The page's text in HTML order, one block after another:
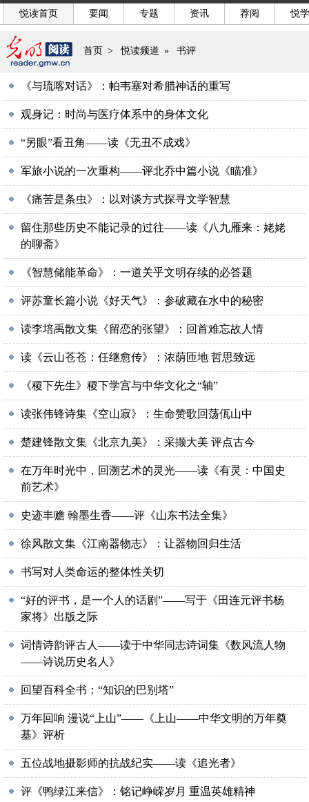
悦读首页 要闻 专题 资讯 荐阅 悦学
首页 > 悦读频道 » 书评
《与琉喀对话》：帕韦塞对希腊神话的重写
观身记：时尚与医疗体系中的身体文化
“另眼”看丑角——读《无丑不成戏》
军旅小说的一次重构——评北乔中篇小说《瞄准》
《痛苦是条虫》：以对谈方式探寻文学智慧
留住那些历史不能记录的过往——读《八九雁来：姥姥
的聊斋》
《智慧储能革命》：一道关乎文明存续的必答题
评苏童长篇小说《好天气》：参破藏在水中的秘密
读李培禹散文集《留恋的张望》：回首难忘故人情
读《云山苍苍：任继愈传》：浓荫匝地 哲思致远
《稷下先生》稷下学宫与中华文化之“轴”
读张伟锋诗集《空山寂》：生命赞歌回荡佤山中
楚建锋散文集《北京九美》：采撷大美 评点古今
在万年时光中，回溯艺术的灵光——读《有灵：中国史
前艺术》
史迹丰赡 翰墨生香——评《山东书法全集》
徐风散文集《江南器物志》：让器物回归生活
书写对人类命运的整体性关切
“好的评书，是一个人的话剧”——写于《田连元评书杨
家将》出版之际
词情诗韵评古人——读于中华同志诗词集《数风流人物
——诗说历史名人》
回望百科全书：“知识的巴别塔”
万年回响 漫说“上山”——《上山——中华文明的万年奠
基》评析
五位战地摄影师的抗战纪实——读《追光者》
评《鸭绿江来信》：铭记峥嵘岁月 重温英雄精神